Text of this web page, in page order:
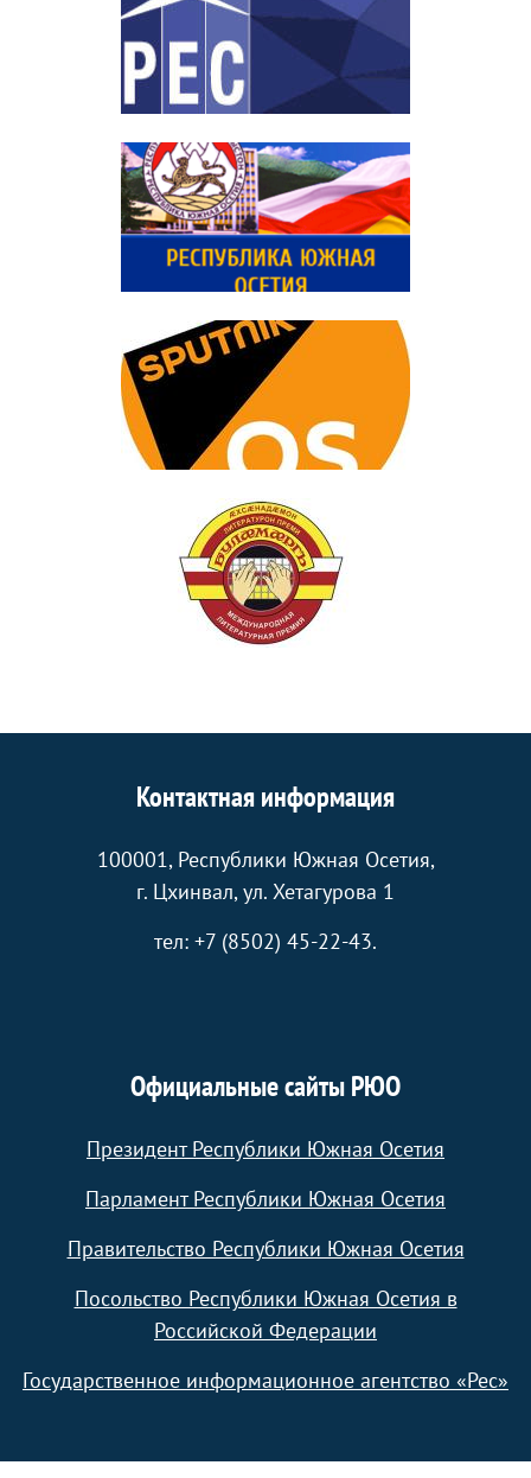
Контактная информация
100001, Республики Южная Осетия,
г. Цхинвал, ул. Хетагурова 1
тел: +7 (8502) 45-22-43.
Официальные сайты РЮО
Президент Республики Южная Осетия
Парламент Республики Южная Осетия
Правительство Республики Южная Осетия
Посольство Республики Южная Осетия в
Российской Федерации
Государственное информационное агентство «Рес»